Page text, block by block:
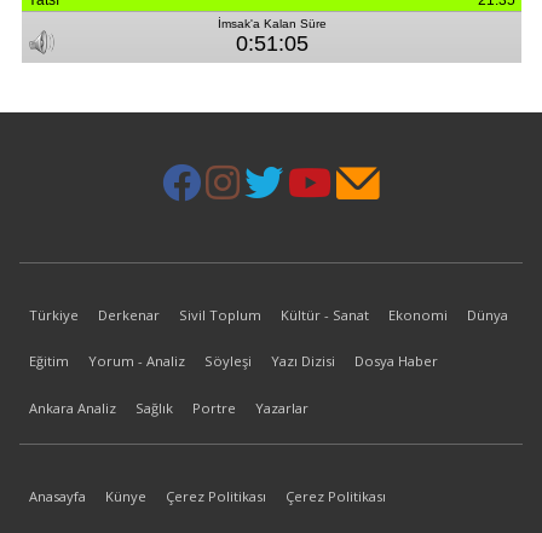
Türkiye Derkenar Sivil Toplum Kültür - Sanat Ekonomi Dünya
Eğitim Yorum - Analiz Söyleşi Yazı Dizisi Dosya Haber
Ankara Analiz Sağlık Portre Yazarlar
Anasayfa Künye Çerez Politikası Çerez Politikası